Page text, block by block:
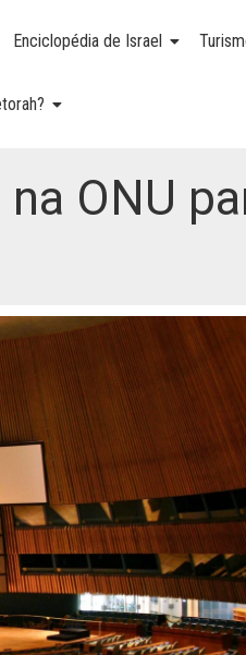
Enciclopédia de Israel
ONU